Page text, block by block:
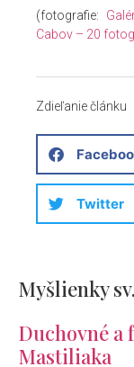
(fotografie:
Cabov – 20
Zdieľanie článku
Twitter
Myšlienky
Duchovné a
Mastiliaka